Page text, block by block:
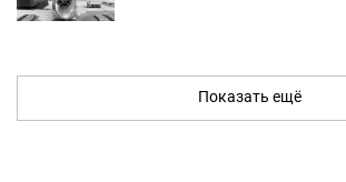
Показать ещё